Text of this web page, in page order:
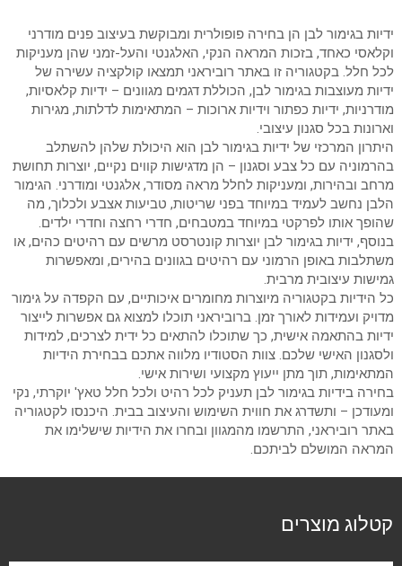
ידיות בגימור לבן הן בחירה פופולרית ומבוקשת בעיצוב פנים מודרני
וקלאסי כאחד, בזכות המראה הנקי, האלגנטי והעל-זמני שהן מעניקות
לכל חלל. בקטגוריה זו באתר רוביראני תמצאו קולקציה עשירה של
ידיות מעוצבות בגימור לבן, הכוללת דגמים מגוונים – ידיות קלאסיות,
מודרניות, ידיות כפתור וידיות ארוכות – המתאימות לדלתות, מגירות
וארונות בכל סגנון עיצובי.
היתרון המרכזי של ידיות בגימור לבן הוא היכולת שלהן להשתלב
בהרמוניה עם כל צבע וסגנון – הן מדגישות קווים נקיים, יוצרות תחושת
מרחב ובהירות, ומעניקות לחלל מראה מסודר, אלגנטי ומודרני. הגימור
הלבן נחשב לעמיד במיוחד בפני שריטות, טביעות אצבע ולכלוך, מה
שהופך אותו לפרקטי במיוחד במטבחים, חדרי רחצה וחדרי ילדים.
בנוסף, ידיות בגימור לבן יוצרות קונטרסט מרשים עם רהיטים כהים, או
משתלבות באופן הרמוני עם רהיטים בגוונים בהירים, ומאפשרות
גמישות עיצובית מרבית.
כל הידיות בקטגוריה מיוצרות מחומרים איכותיים, עם הקפדה על גימור
מדויק ועמידות לאורך זמן. ברוביראני תוכלו למצוא גם אפשרות לייצור
ידיות בהתאמה אישית, כך שתוכלו להתאים כל ידית לצרכים, למידות
ולסגנון האישי שלכם. צוות הסטודיו מלווה אתכם בבחירת הידיות
המתאימות, תוך מתן ייעוץ מקצועי ושירות אישי.
בחירה בידיות בגימור לבן תעניק לכל רהיט ולכל חלל טאץ' יוקרתי, נקי
ומעודכן – ותשדרג את חווית השימוש והעיצוב בבית. היכנסו לקטגוריה
באתר רוביראני, התרשמו מהמגוון ובחרו את הידיות שישלימו את
המראה המושלם לביתכם.
קטלוג מוצרים